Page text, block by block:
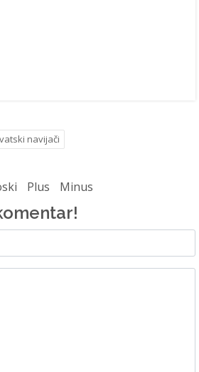
navijači
Plus Minus